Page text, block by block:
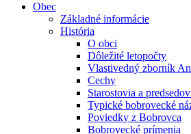
Obec
Základné informácie
História
O obci
Dôležité letopočty
Vlastivedný zborník
Cechy
Starostovia a
Typické bobrovecké
Poviedky z Bobrovca
Bobrovecké prímenia